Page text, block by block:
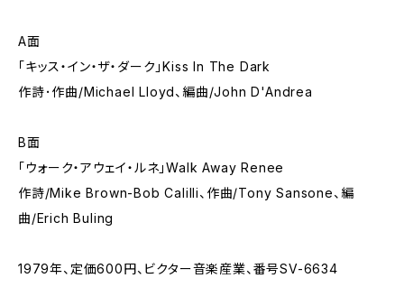
A面
「キッス・イン・ザ・ダーク」Kiss In The Dark
作詩･作曲/Michael Lloyd、編曲/John D'Andrea
B面
「ウォーク・アウェイ・ルネ」Walk Away Renee
作詩/Mike Brown-Bob Calilli、作曲/Tony Sansone、編
曲/Erich Buling
1979年、定価600円、ビクター音楽産業、番号SV-6634